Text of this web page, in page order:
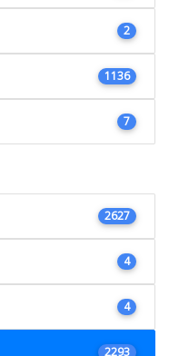
2
1136
7
2627
4
4
2293